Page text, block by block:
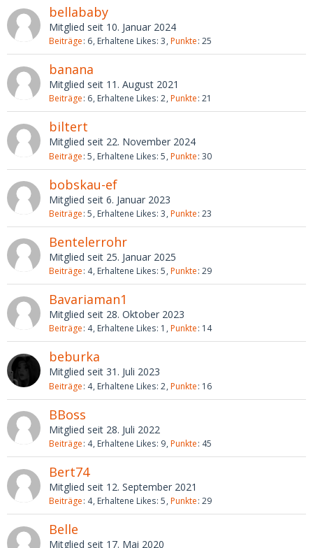
bellababy
Mitglied seit 10. Januar 2024
Beiträge 6 Erhaltene Likes 3 Punkte 25
banana
Mitglied seit 11. August 2021
Beiträge 6 Erhaltene Likes 2 Punkte 21
biltert
Mitglied seit 22. November 2024
Beiträge 5 Erhaltene Likes 5 Punkte 30
bobskau-ef
Mitglied seit 6. Januar 2023
Beiträge 5 Erhaltene Likes 3 Punkte 23
Bentelerrohr
Mitglied seit 25. Januar 2025
Beiträge 4 Erhaltene Likes 5 Punkte 29
Bavariaman1
Mitglied seit 28. Oktober 2023
Beiträge 4 Erhaltene Likes 1 Punkte 14
beburka
Mitglied seit 31. Juli 2023
Beiträge 4 Erhaltene Likes 2 Punkte 16
BBoss
Mitglied seit 28. Juli 2022
Beiträge 4 Erhaltene Likes 9 Punkte 45
Bert74
Mitglied seit 12. September 2021
Beiträge 4 Erhaltene Likes 5 Punkte 29
Belle
Mitglied seit 17. Mai 2020